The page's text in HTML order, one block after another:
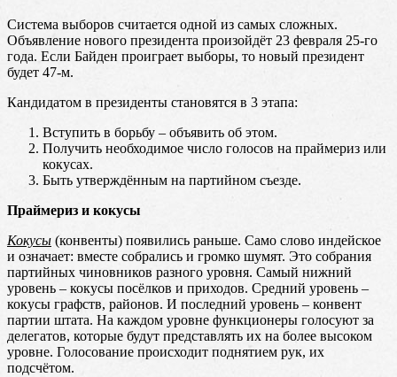
Система выборов считается одной из самых сложных.
Объявление нового президента произойдёт 23 февраля 25-го
года. Если Байден проиграет выборы, то новый президент
будет 47-м.
Кандидатом в президенты становятся в 3 этапа:
Вступить в борьбу – объявить об этом.
Получить необходимое число голосов на праймериз или
кокусах.
Быть утверждённым на партийном съезде.
Праймериз и кокусы
Кокусы (конвенты) появились раньше. Само слово индейское
и означает: вместе собрались и громко шумят. Это собрания
партийных чиновников разного уровня. Самый нижний
уровень – кокусы посёлков и приходов. Средний уровень –
кокусы графств, районов. И последний уровень – конвент
партии штата. На каждом уровне функционеры голосуют за
делегатов, которые будут представлять их на более высоком
уровне. Голосование происходит поднятием рук, их
подсчётом.